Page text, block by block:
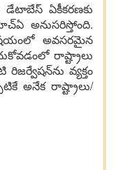
ఏకీకరణకు
అనుసరిస్తోంది.
అవసరమైన
రాష్ట్రాలు
వ్యక్తం
అనేక రాష్ట్రాలు/